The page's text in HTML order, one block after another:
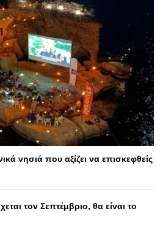
νησιά που αξίζει να επισκεφθείς
τον Σεπτέμβριο, θα είναι το